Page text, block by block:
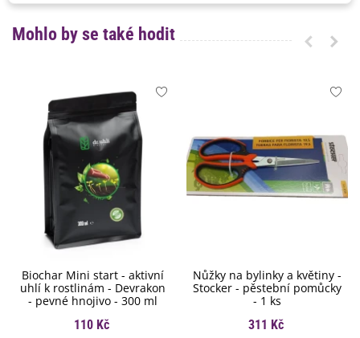
Mohlo by se také hodit
Biochar Mini start - aktivní
uhlí k rostlinám - Devrakon
- pevné hnojivo - 300 ml
110 Kč
Nůžky na bylinky a květiny -
Stocker - pěstební pomůcky
- 1 ks
311 Kč